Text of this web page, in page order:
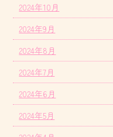
2024年10月
2024年9月
2024年8月
2024年7月
2024年6月
2024年5月